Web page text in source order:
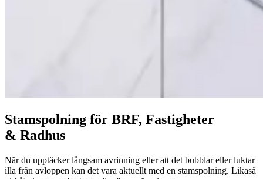
Stam­spol­ning för BRF, Fastigheter
& Radhus
När du upp­täck­er långsam avrin­ning eller att det bub­blar eller luk­tar
illa från avlop­pen kan det vara aktuellt med en stam­spol­ning. Likaså